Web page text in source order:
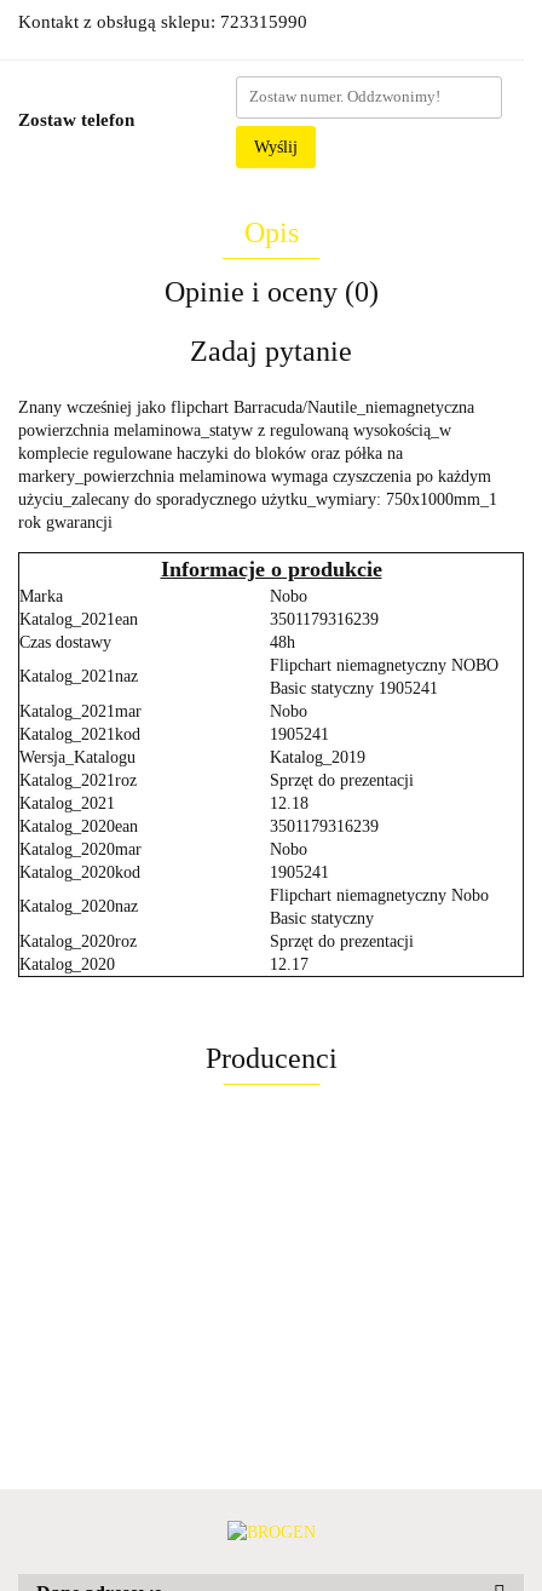
Kontakt z obsługą sklepu: 723315990
Zostaw telefon
Wyślij
Opis
Opinie i oceny (0)
Zadaj pytanie
Znany wcześniej jako flipchart Barracuda/Nautile_niemagnetyczna
powierzchnia melaminowa_statyw z regulowaną wysokością_w
komplecie regulowane haczyki do bloków oraz półka na
markery_powierzchnia melaminowa wymaga czyszczenia po każdym
użyciu_zalecany do sporadycznego użytku_wymiary: 750x1000mm_1
rok gwarancji
Informacje o produkcie
Marka
Nobo
Katalog_2021ean
3501179316239
Czas dostawy
48h
Katalog_2021naz
Flipchart niemagnetyczny NOBO
Basic statyczny 1905241
Katalog_2021mar
Nobo
Katalog_2021kod
1905241
Wersja_Katalogu
Katalog_2019
Katalog_2021roz
Sprzęt do prezentacji
Katalog_2021
12.18
Katalog_2020ean
3501179316239
Katalog_2020mar
Nobo
Katalog_2020kod
1905241
Katalog_2020naz
Flipchart niemagnetyczny Nobo
Basic statyczny
Katalog_2020roz
Sprzęt do prezentacji
Katalog_2020
12.17
Producenci